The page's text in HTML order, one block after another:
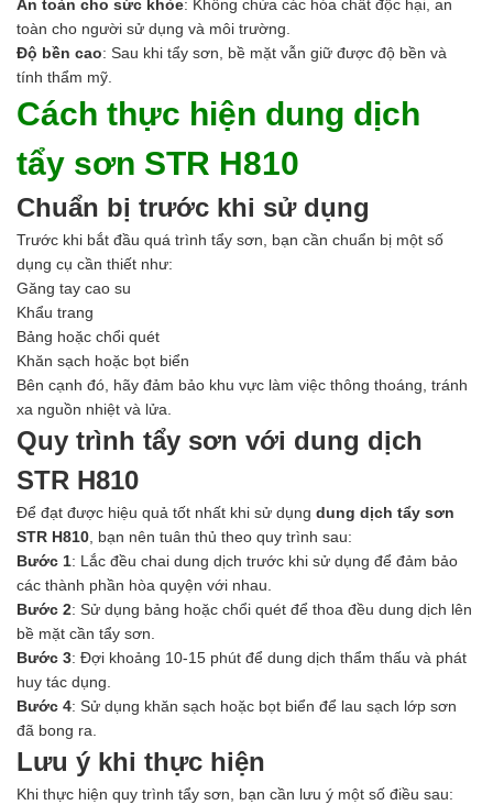
Silicone Dow Corning
Silicone KCC
Silicone Apollo
Silicone Kingbond
Silicone Shinetsu
Keo Silicone
Hóa chất khác
Giới Thiệu
Đối tác
Quy trình sản xuất
Tin tức
VMC GROUP
Ngành Hóa Chất
Tẩy Rửa Diệt Khuẩn
Ngành Thực Phẩm
Ngành Nông Nghiệp
Ngành Thủy Sản
Ngành Môi Trường
Ngành Nhựa
Ngành Xây Dựng
Ngành Cao Su
Ngành Xi Mạ
Ngành Thủy Tinh
Ngành Dệt Nhuộm
Ngành Sơn
Ngành In Ấn Bao Bì
Ngành Gốm Sứ
Ngành Gỗ
Ngành Mỹ Phẩm
Ngành Hóa Dầu
Ngành Giấy
Liên hệ
Tuyển dụng
An toàn cho sức khỏe: Không chứa các hóa chất độc hại, an
toàn cho người sử dụng và môi trường.
Độ bền cao: Sau khi tẩy sơn, bề mặt vẫn giữ được độ bền và
tính thẩm mỹ.
Cách thực hiện dung dịch
tẩy sơn STR H810
Chuẩn bị trước khi sử dụng
Trước khi bắt đầu quá trình tẩy sơn, bạn cần chuẩn bị một số
dụng cụ cần thiết như:
Găng tay cao su
Khẩu trang
Bảng hoặc chổi quét
Khăn sạch hoặc bọt biển
Bên cạnh đó, hãy đảm bảo khu vực làm việc thông thoáng, tránh
xa nguồn nhiệt và lửa.
Quy trình tẩy sơn với dung dịch
STR H810
Để đạt được hiệu quả tốt nhất khi sử dụng dung dịch tẩy sơn
STR H810 , bạn nên tuân thủ theo quy trình sau:
Bước 1: Lắc đều chai dung dịch trước khi sử dụng để đảm bảo
các thành phần hòa quyện với nhau.
Bước 2: Sử dụng bảng hoặc chổi quét để thoa đều dung dịch lên
bề mặt cần tẩy sơn.
Bước 3: Đợi khoảng 10-15 phút để dung dịch thẩm thấu và phát
huy tác dụng.
Bước 4: Sử dụng khăn sạch hoặc bọt biển để lau sạch lớp sơn
đã bong ra.
Lưu ý khi thực hiện
Khi thực hiện quy trình tẩy sơn, bạn cần lưu ý một số điều sau: